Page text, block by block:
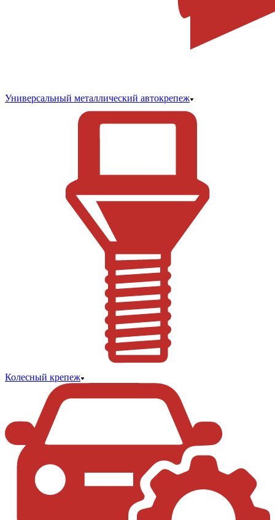
Универсальный металлический автокрепеж
Колесный крепеж